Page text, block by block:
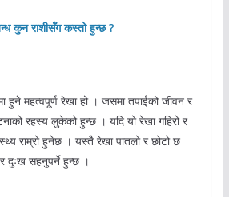
कुन राशीसँग कस्तो हुन्छ ?
हुने महत्वपूर्ण रेखा हो । जसमा तपाईको जीवन र
रहस्य लुकेको हुन्छ । यदि यो रेखा गहिरो र
राम्रो हुनेछ । यस्तै रेखा पातलो र छोटो छ
दुःख सहनुपर्ने हुन्छ ।